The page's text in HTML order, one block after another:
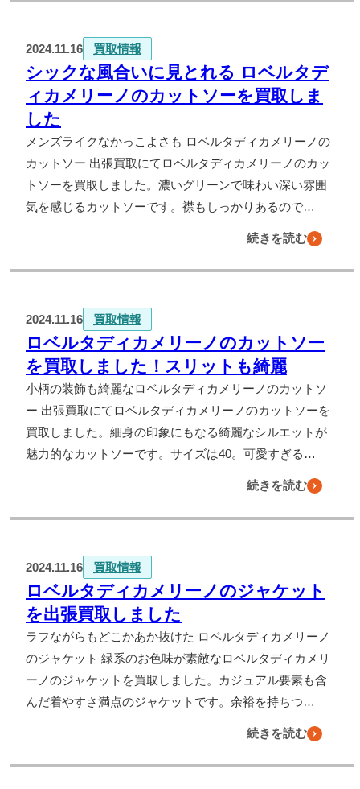
2024.11.16 買取情報
シックな風合いに見とれる ロベルタデ
ィカメリーノのカットソーを買取しま
した
メンズライクなかっこよさも ロベルタディカメリーノの
カットソー 出張買取にてロベルタディカメリーノのカッ
トソーを買取しました。濃いグリーンで味わい深い雰囲
気を感じるカットソーです。襟もしっかりあるので…
続きを読む
2024.11.16 買取情報
ロベルタディカメリーノのカットソー
を買取しました！スリットも綺麗
小柄の装飾も綺麗なロベルタディカメリーノのカットソ
ー 出張買取にてロベルタディカメリーノのカットソーを
買取しました。細身の印象にもなる綺麗なシルエットが
魅力的なカットソーです。サイズは40。可愛すぎる…
続きを読む
2024.11.16 買取情報
ロベルタディカメリーノのジャケット
を出張買取しました
ラフながらもどこかあか抜けた ロベルタディカメリーノ
のジャケット 緑系のお色味が素敵なロベルタディカメリ
ーノのジャケットを買取しました。カジュアル要素も含
んだ着やすさ満点のジャケットです。余裕を持ちつ…
続きを読む